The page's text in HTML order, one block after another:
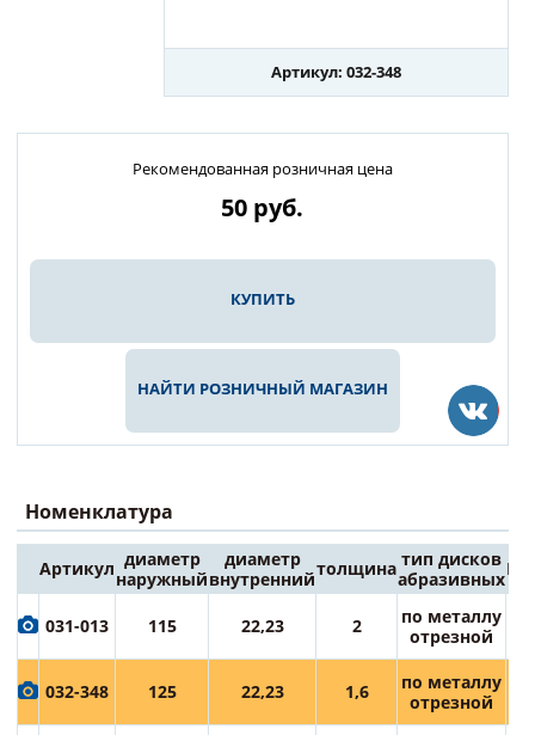
Артикул: 032-348
Рекомендованная розничная цена
50 руб.
КУПИТЬ
НАЙТИ РОЗНИЧНЫЙ МАГАЗИН
Номенклатура
Артикул диаметр
наружный
диаметр
внутреннийтолщина тип дисков
абразивных
031-013 115 22,23 2
по металлу
отрезной
032-348 125 22,23 1,6
по металлу
отрезной